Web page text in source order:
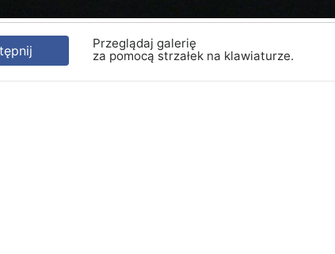
Przeglądaj galerię
za pomocą strzałek na klawiaturze.